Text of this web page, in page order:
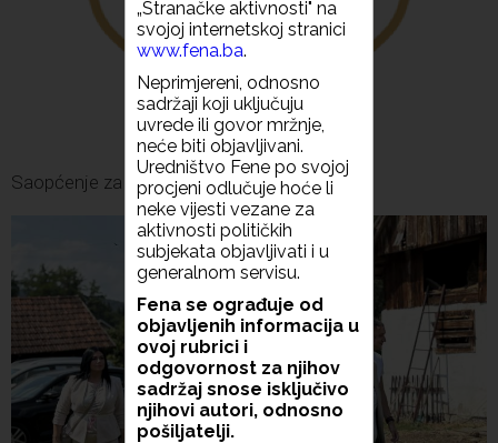
Saopćenje za javnost SDS-a
„Stranačke aktivnosti" na
svojoj internetskoj stranici
www.fena.ba.
Neprimjereni, odnosno
sadržaji koji uključuju
uvrede ili govor mržnje,
neće biti objavljivani.
Uredništvo Fene po svojoj
procjeni odlučuje hoće li
neke vijesti vezane za
aktivnosti političkih
subjekata objavljivati i u
generalnom servisu.
Fena se ograđuje od
objavljenih informacija u
ovoj rubrici i
odgovornost za njihov
sadržaj snose isključivo
njihovi autori, odnosno
pošiljatelji.